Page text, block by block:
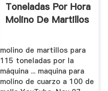
Toneladas Por Hora
Molino De Martillos
molino de martillos para
115 toneladas por la
máquina ... maquina para
molino de cuarzo a 100 de